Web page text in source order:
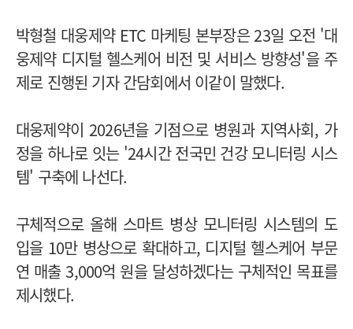
박형철 대웅제약 ETC 마케팅 본부장은 23일 오전 '대
웅제약 디지털 헬스케어 비전 및 서비스 방향성'을 주
제로 진행된 기자 간담회에서 이같이 말했다.
대웅제약이 2026년을 기점으로 병원과 지역사회, 가
정을 하나로 잇는 '24시간 전국민 건강 모니터링 시스
템' 구축에 나선다.
구체적으로 올해 스마트 병상 모니터링 시스템의 도
입을 10만 병상으로 확대하고, 디지털 헬스케어 부문
연 매출 3,000억 원을 달성하겠다는 구체적인 목표를
제시했다.